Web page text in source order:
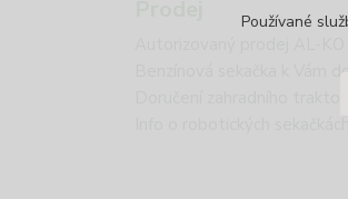
Benzínová sekačka k Vám
Používané